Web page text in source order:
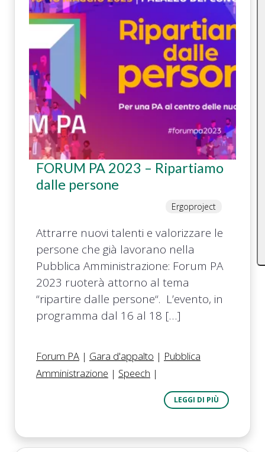
FORUM PA 2023 – Ripartiamo
dalle persone
Ergoproject
Attrarre nuovi talenti e valorizzare le
persone che già lavorano nella
Pubblica Amministrazione: Forum PA
2023 ruoterà attorno al tema
“ripartire dalle persone“. L’evento, in
programma dal 16 al 18 […]
Forum PA | Gara d'appalto | Pubblica
Amministrazione | Speech |
LEGGI DI PIÙ